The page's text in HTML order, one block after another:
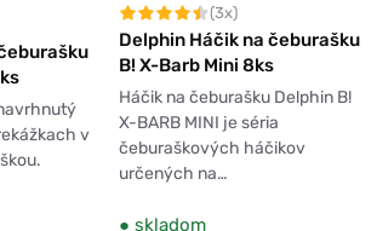
v
(3x)
Delphin Háčik na čeburašku
B! X-Barb Mini 8ks
Háčik na čeburašku Delphin B!
X-BARB MINI je séria
čeburaškových háčikov
určených na…
● skladom